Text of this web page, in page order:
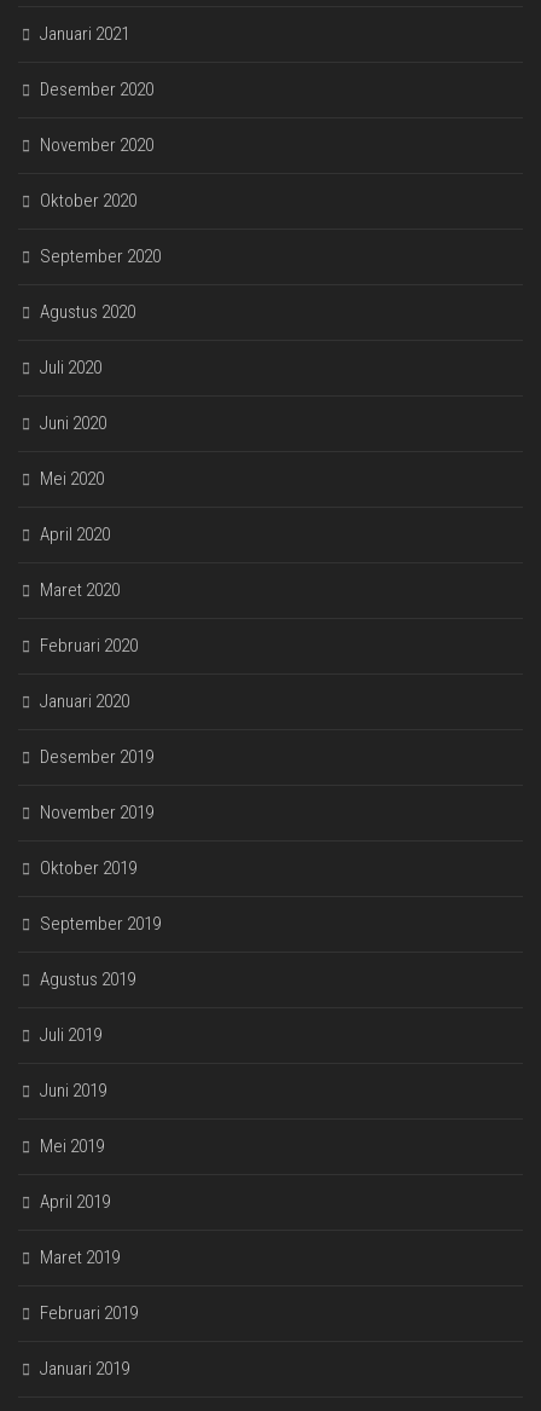
Januari 2021
Desember 2020
November 2020
Oktober 2020
September 2020
Agustus 2020
Juli 2020
Juni 2020
Mei 2020
April 2020
Maret 2020
Februari 2020
Januari 2020
Desember 2019
November 2019
Oktober 2019
September 2019
Agustus 2019
Juli 2019
Juni 2019
Mei 2019
April 2019
Maret 2019
Februari 2019
Januari 2019